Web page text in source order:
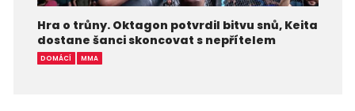
Hra o trůny. Oktagon potvrdil bitvu snů, Keita
dostane šanci skoncovat s nepřítelem
DOMÁCÍ MMA